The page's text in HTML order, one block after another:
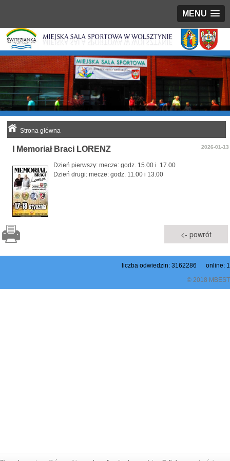
MENU
Strona główna
I Memoriał Braci LORENZ 2026-01-13
Dzień pierwszy: mecze: godz. 15.00 i 17.00
Dzień drugi: mecze: godz. 11.00 i 13.00
<- powrót
liczba odwiedzin: 3162286 online: 1
© 2018 MBEST